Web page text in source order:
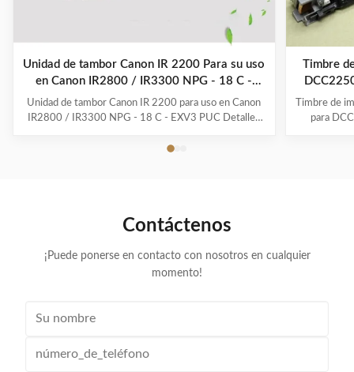
Unidad de tambor Canon IR 2200 Para su uso
en Canon IR2800 / IR3300 NPG - 18 C -
EXV3 PUC
Unidad de tambor Canon IR 2200 para uso en Canon
IR2800 / IR3300 NPG - 18 C - EXV3 PUC Detalles
Familia de impresoras: Serie iR PVP: No Impresoras
Timbre
Timbre de
para
Contáctenos
¡Puede ponerse en contacto con nosotros en cualquier
momento!